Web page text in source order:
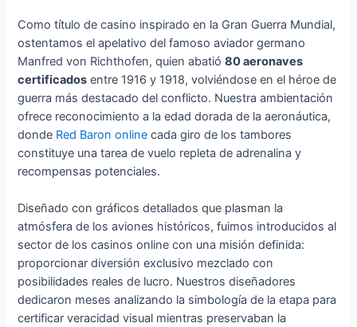
Como título de casino inspirado en la Gran Guerra Mundial,
ostentamos el apelativo del famoso aviador germano
Manfred von Richthofen, quien abatió80 aeronaves
certificados entre 1916 y 1918, volviéndose en el héroe de
guerra más destacado del conflicto. Nuestra ambientación
ofrece reconocimiento a la edad dorada de la aeronáutica,
donde Red Baron online cada giro de los tambores
constituye una tarea de vuelo repleta de adrenalina y
recompensas potenciales.
Diseñado con gráficos detallados que plasman la
atmósfera de los aviones históricos, fuimos introducidos al
sector de los casinos online con una misión definida:
proporcionar diversión exclusivo mezclado con
posibilidades reales de lucro. Nuestros diseñadores
dedicaron meses analizando la simbología de la etapa para
certificar veracidad visual mientras preservaban la